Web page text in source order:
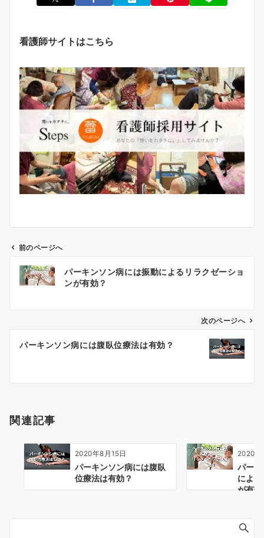
看護師サイトはこちら
ビ
ン
前のページへ
パーキンソン病には振動によるリラクゼーショ
ンが有効？
次のページへ
パーキンソン病には腹臥位療法は有効？
関連記事
2020年8月15日
パーキンソン病には腹臥
位療法は有効？
2020年
パー
によ
が有効